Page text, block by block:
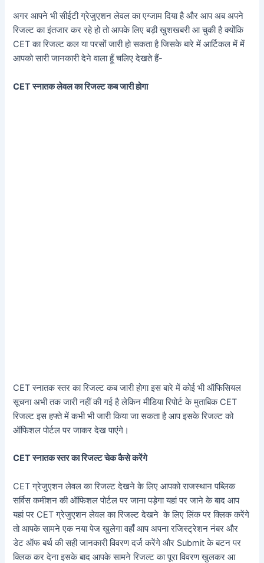
अगर आपने भी सीईटी ग्रेजुएशन लेवल का एग्जाम दिया है और आप अब अपने
रिजल्ट का इंतजार कर रहे हो तो आपके लिए बड़ी खुशखबरी आ चुकी है क्योंकि
CET का रिजल्ट कल या परसों जारी हो सकता है जिसके बारे में आर्टिकल में में
आपको सारी जानकारी देने वाला हूँ चलिए देखते हैं-
CET स्नातक लेवल का रिजल्ट कब जारी होगा
CET स्नातक स्तर का रिजल्ट कब जारी होगा इस बारे में कोई भी ऑफिसियल
सूचना अभी तक जारी नहीं की गई है लेकिन मीडिया रिपोर्ट के मुताबिक CET
रिजल्ट इस हफ्ते में कभी भी जारी किया जा सकता है आप इसके रिजल्ट को
ऑफिशल पोर्टल पर जाकर देख पाएंगे।
CET स्नातक स्तर का रिजल्ट चेक कैसे करेंगे
CET ग्रेजुएशन लेवल का रिजल्ट देखने के लिए आपको राजस्थान पब्लिक
सर्विस कमीशन की ऑफिशल पोर्टल पर जाना पड़ेगा यहां पर जाने के बाद आप
यहां पर CET ग्रेजुएशन लेवल का रिजल्ट देखने के लिए लिंक पर क्लिक करेंगे
तो आपके सामने एक नया पेज खुलेगा वहाँ आप अपना रजिस्ट्रेशन नंबर और
डेट ऑफ बर्थ की सही जानकारी विवरण दर्ज करेंगे और Submit के बटन पर
क्लिक कर देना इसके बाद आपके सामने रिजल्ट का पूरा विवरण खुलकर आ